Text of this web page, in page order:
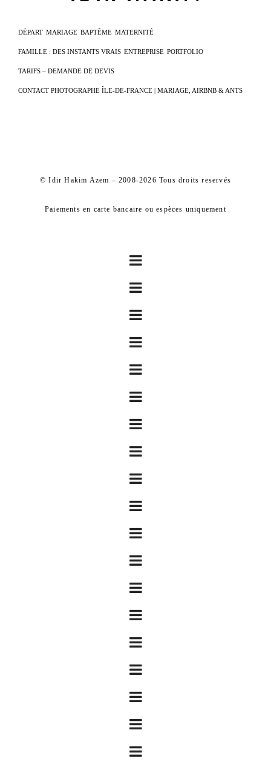
DÉPART MARIAGE BAPTÊME MATERNITÉ
FAMILLE : DES INSTANTS VRAIS ENTREPRISE PORTFOLIO
TARIFS – DEMANDE DE DEVIS
CONTACT PHOTOGRAPHE ÎLE-DE-FRANCE | MARIAGE, AIRBNB & ANTS
© Idir Hakim Azem – 2008-2026 Tous droits reservés
Paiements en carte bancaire ou espèces uniquement